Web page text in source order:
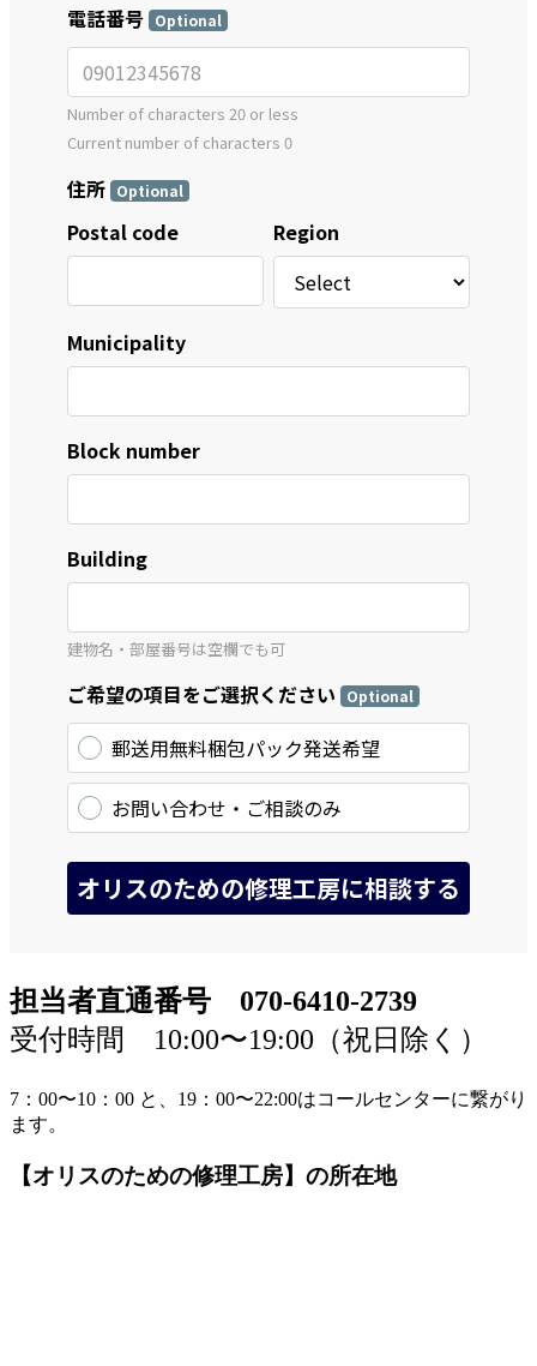
担当者直通番号 070-6410-2739
受付時間 10:00〜19:00（祝日除く）
7：00〜10：00 と、19：00〜22:00はコールセンターに繋がり
ます。
【オリスのための修理工房】の所在地